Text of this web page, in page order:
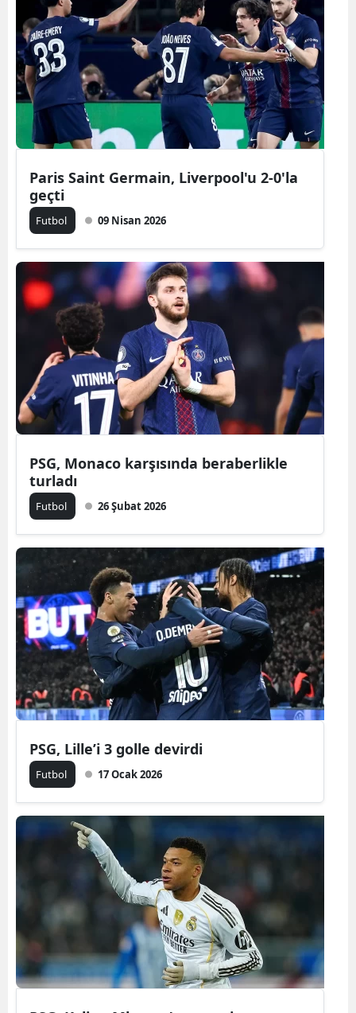
Paris Saint Germain, Liverpool'u 2-0'la
geçti
Futbol 09 Nisan 2026
PSG, Monaco karşısında beraberlikle
turladı
Futbol 26 Şubat 2026
PSG, Lille’i 3 golle devirdi
Futbol 17 Ocak 2026